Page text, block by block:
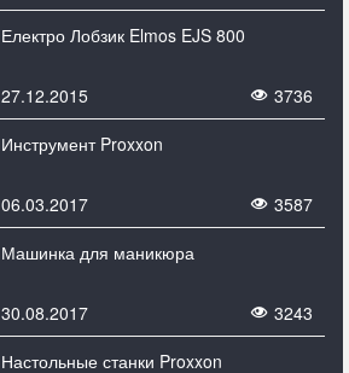
Електро Лобзик Elmos EJS 800
27.12.2015
3736
Инструмент Proxxon
06.03.2017
3587
Машинка для маникюра
30.08.2017
3243
Настольные станки Proxxon